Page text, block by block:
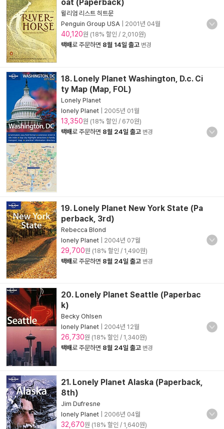
oat (Paperback)
윌리엄 리스트 히트문
Penguin Group USA
2001년 04월
40,120원 (18% 할인 / 2,010원)
택배로 주문하면 8월 14일 출고 변경
18. Lonely Planet Washington, D.c. Ci
ty Map (Map, FOL)
Lonely Planet
lonely Planet
2005년 01월
13,350원 (18% 할인 / 670원)
택배로 주문하면 8월 24일 출고 변경
19. Lonely Planet New York State (Pa
perback, 3rd)
Rebecca Blond
lonely Planet
2004년 07월
29,700원 (18% 할인 / 1,490원)
택배로 주문하면 8월 24일 출고 변경
20. Lonely Planet Seattle (Paperbac
k)
Becky Ohlsen
lonely Planet
2004년 12월
26,730원 (18% 할인 / 1,340원)
택배로 주문하면 8월 24일 출고 변경
21. Lonely Planet Alaska (Paperback,
8th)
Jim Dufresne
lonely Planet
2006년 04월
32,670원 (18% 할인 / 1,640원)